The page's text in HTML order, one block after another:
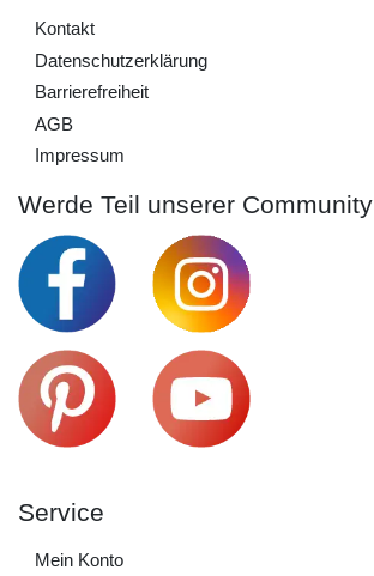
Kontakt
Daten­schutz­erklärung
Barrierefreiheit
AGB
Impressum
Werde Teil unserer Community
Service
Mein Konto